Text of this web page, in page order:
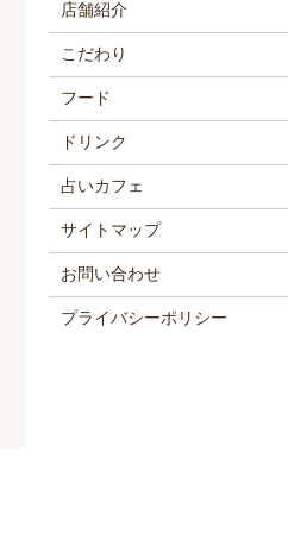
店舗紹介
こだわり
フード
ドリンク
占いカフェ
サイトマップ
お問い合わせ
プライバシーポリシー